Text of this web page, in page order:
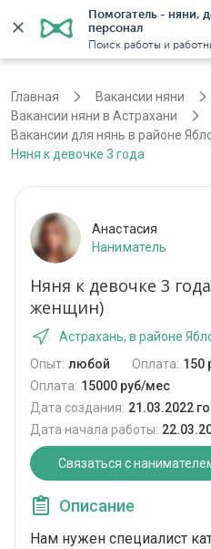
Помогатель - няни,
персонал
Поиск работы и
Астрахань
Главная
Вакансии няни
Вакансии няни в Астрахани
Вакансии для нянь в районе
Няня к девочке 3 года
Анастасия
Наниматель
Няня к девочке 3
женщин)
Астрахань, в районе
Опыт: любой Оплата: 150
Оплата: 15000 руб/мес
Дата создания: 21.03.2022
Дата начала работы:
Связаться с
Описание
Нам нужен специалист